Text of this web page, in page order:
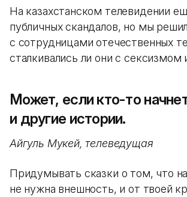
На казахстанском телевидении
публичных скандалов, но мы
с сотрудницами отечественных
сталкивались ли они с
Может, если кто-то
и другие истории.
Айгуль Мукей, телеведущая
Придумывать сказки о том, что
не нужна внешность, и от твоей